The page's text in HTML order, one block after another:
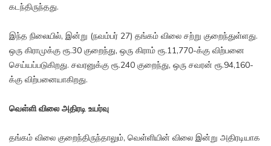
கடந்திருந்தது.
இந்த நிலையில், இன்று (நவம்பர் 27) தங்கம் விலை சற்று குறைந்துள்ளது.
ஒரு கிராமுக்கு ரூ.30 குறைந்து, ஒரு கிராம் ரூ.11,770-க்கு விற்பனை
செய்யப்படுகிறது. சவரனுக்கு ரூ.240 குறைந்து, ஒரு சவரன் ரூ.94,160-
க்கு விற்பனையாகிறது.
வெள்ளி விலை அதிரடி உயர்வு
தங்கம் விலை குறைந்திருந்தாலும், வெள்ளியின் விலை இன்று அதிரடியாக